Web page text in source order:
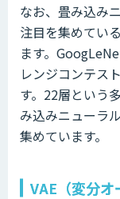
なお、畳み込み
注目を集めてい
ます。
レンジコンテス
す。22層という
み込みニューラ
集めています。
VAE（変分オ